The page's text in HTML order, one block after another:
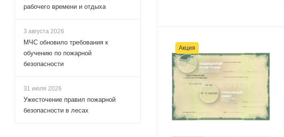
Акция
рабочего времени и отдыха
3 августа 2026
МЧС обновило требования к
обучению по пожарной
безопасности
31 июля 2026
Ужесточение правил пожарной
безопасности в лесах